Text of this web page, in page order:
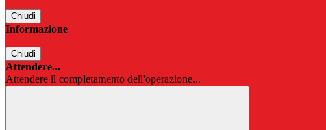
Chiudi
Informazione
Chiudi
Attendere...
Attendere il completamento dell'operazione...